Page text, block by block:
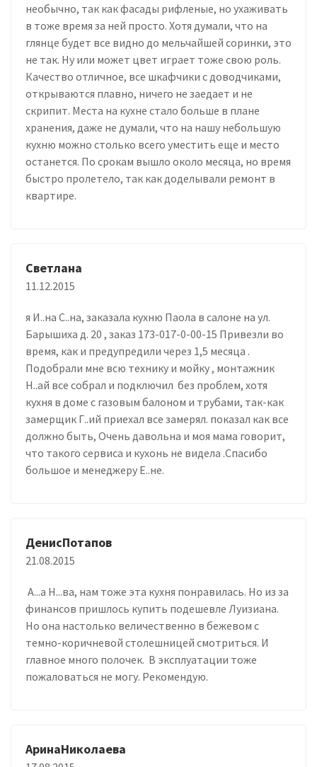
необычно, так как фасады рифленые, но ухаживать
в тоже время за ней просто. Хотя думали, что на
глянце будет все видно до мельчайшей соринки, это
не так. Ну или может цвет играет тоже свою роль.
Качество отличное, все шкафчики с доводчиками,
открываются плавно, ничего не заедает и не
скрипит. Места на кухне стало больше в плане
хранения, даже не думали, что на нашу небольшую
кухню можно столько всего уместить еще и место
останется. По срокам вышло около месяца, но время
быстро пролетело, так как доделывали ремонт в
квартире.
Светлана
11.12.2015
я И..на С..на, заказала кухню Паола в салоне на ул.
Барышиха д. 20 , заказ 173-017-0-00-15 Привезли во
время, как и предупредили через 1,5 месяца .
Подобрали мне всю технику и мойку , монтажник
Н..ай все собрал и подключил без проблем, хотя
кухня в доме с газовым балоном и трубами, так-как
замерщик Г..ий приехал все замерял. показал как все
должно быть, Очень давольна и моя мама говорит,
что такого сервиса и кухонь не видела .Спасибо
большое и менеджеру Е..не.
ДенисПотапов
21.08.2015
А...а Н...ва, нам тоже эта кухня понравилась. Но из за
финансов пришлось купить подешевле Луизиана.
Но она настолько величественно в бежевом с
темно-коричневой столешницей смотриться. И
главное много полочек. В эксплуатации тоже
пожаловаться не могу. Рекомендую.
АринаНиколаева